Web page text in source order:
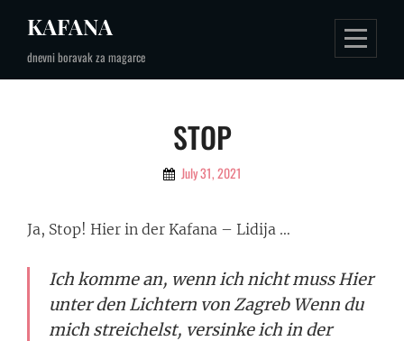
content
KAFANA
dnevni boravak za magarce
STOP
By July 31, 2021
Ja, Stop! Hier in der Kafana – Lidija …
Ich komme an, wenn ich nicht muss Hier
unter den Lichtern von Zagreb Wenn du
mich streichelst, versinke ich in der